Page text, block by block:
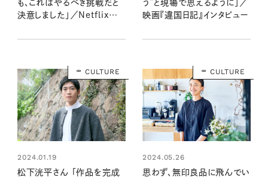
も、これはやるべき挑戦だと
決意しました」／Netflix映
ビュー
う”と現場で思えるように」／
映画『違国日記』インタビュー
CULTURE
2024.01.19
松下洸平さん 「作品を完成
CULTURE
2024.05.26
思わず、無印良品に飛んでい